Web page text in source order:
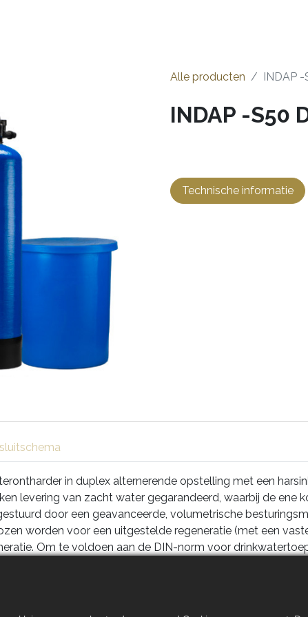
Alle producten INDAP -
INDAP -S50
Technische informatie
in duplex alternerende opstelling met een
levering van zacht water gegarandeerd, waarbij de ene
door een geavanceerde, volumetrische
worden voor een uitgestelde regeneratie (met een
Om te voldoen aan de DIN-norm voor
System (ERS) wordt de pekel tijdens de
is verder uitgerust met een droge zoutbak en een